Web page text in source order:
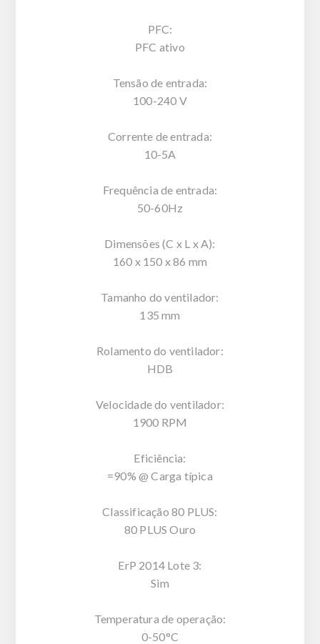
PFC:
PFC ativo
Tensão de entrada:
100-240 V
Corrente de entrada:
10-5A
Frequência de entrada:
50-60Hz
Dimensões (C x L x A):
160 x 150 x 86 mm
Tamanho do ventilador:
135 mm
Rolamento do ventilador:
HDB
Velocidade do ventilador:
1900 RPM
Eficiência:
=90% @ Carga típica
Classificação 80 PLUS:
80 PLUS Ouro
ErP 2014 Lote 3:
Sim
Temperatura de operação:
0-50°C